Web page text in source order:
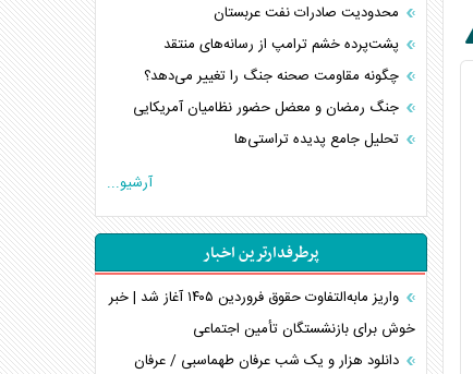
محدودیت صادرات نفت عربستان
پشت‌پرده خشم ترامپ از رسانه‌های منتقد
چگونه مقاومت صحنه جنگ را تغییر می‌دهد؟
جنگ رمضان و معضل حضور نظامیان آمریکایی
تحلیل جامع پدیده تراستی‌ها
غرب
اربعین، کابوس مشترک تل‌آویو-واشنگتن
برنامه هفتم توسعه در نقطه کور سیاستگذاری
کنوانسیون دریای خزر در راستای منافع ملی است؟
اوکراین بازوی مخرب آمریکا در غرب آسیا
آرشیو...
پرطرفدارترین اخبار
واریز مابه‌التفاوت حقوق فروردین ۱۴۰۵ آغاز شد | خبر
خوش برای بازنشستگان تأمین اجتماعی
دانلود هزار و یک شب عرفان طهماسبی / عرفان